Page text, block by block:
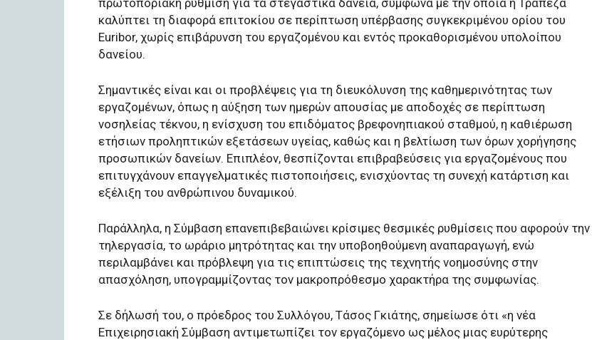
καλύπτει τη διαφορά επιτοκίου σε περίπτωση υπέρβασης συγκεκριμένου ορίου του
Euribor, χωρίς επιβάρυνση του εργαζομένου και εντός προκαθορισμένου υπολοίπου
δανείου.
Σημαντικές είναι και οι προβλέψεις για τη διευκόλυνση της καθημερινότητας των
εργαζομένων, όπως η αύξηση των ημερών απουσίας με αποδοχές σε περίπτωση
νοσηλείας τέκνου, η ενίσχυση του επιδόματος βρεφονηπιακού σταθμού, η καθιέρωση
ετήσιων προληπτικών εξετάσεων υγείας, καθώς και η βελτίωση των όρων χορήγησης
προσωπικών δανείων. Επιπλέον, θεσπίζονται επιβραβεύσεις για εργαζομένους που
επιτυγχάνουν επαγγελματικές πιστοποιήσεις, ενισχύοντας τη συνεχή κατάρτιση και
εξέλιξη του ανθρώπινου δυναμικού.
Παράλληλα, η Σύμβαση επανεπιβεβαιώνει κρίσιμες θεσμικές ρυθμίσεις που αφορούν την
τηλεργασία, το ωράριο μητρότητας και την υποβοηθούμενη αναπαραγωγή, ενώ
περιλαμβάνει και πρόβλεψη για τις επιπτώσεις της τεχνητής νοημοσύνης στην
απασχόληση, υπογραμμίζοντας τον μακροπρόθεσμο χαρακτήρα της συμφωνίας.
Σε δήλωσή του, ο πρόεδρος του Συλλόγου, Τάσος Γκιάτης, σημείωσε ότι «η νέα
Επιχειρησιακή Σύμβαση αντιμετωπίζει τον εργαζόμενο ως μέλος μιας ευρύτερης